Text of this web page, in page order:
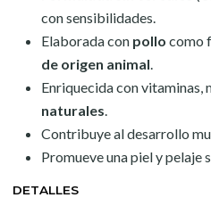
con sensibilidades.
Elaborada con pollo como
de origen animal.
Enriquecida con vitaminas,
naturales.
Contribuye al desarrollo
Promueve una piel y pelaje
DETALLES